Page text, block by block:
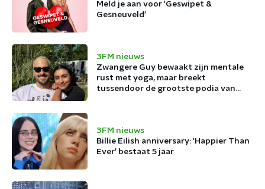
Meld je aan voor 'Geswipet &
Gesneuveld'
3FM nieuws
Zwangere Guy bewaakt zijn mentale
rust met yoga, maar breekt
tussendoor de grootste podia van
3FM nieuws
Billie Eilish anniversary: 'Happier Than
Ever' bestaat 5 jaar